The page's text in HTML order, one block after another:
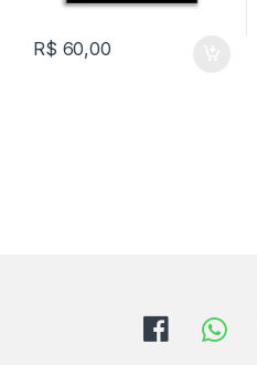
R$ 60,00